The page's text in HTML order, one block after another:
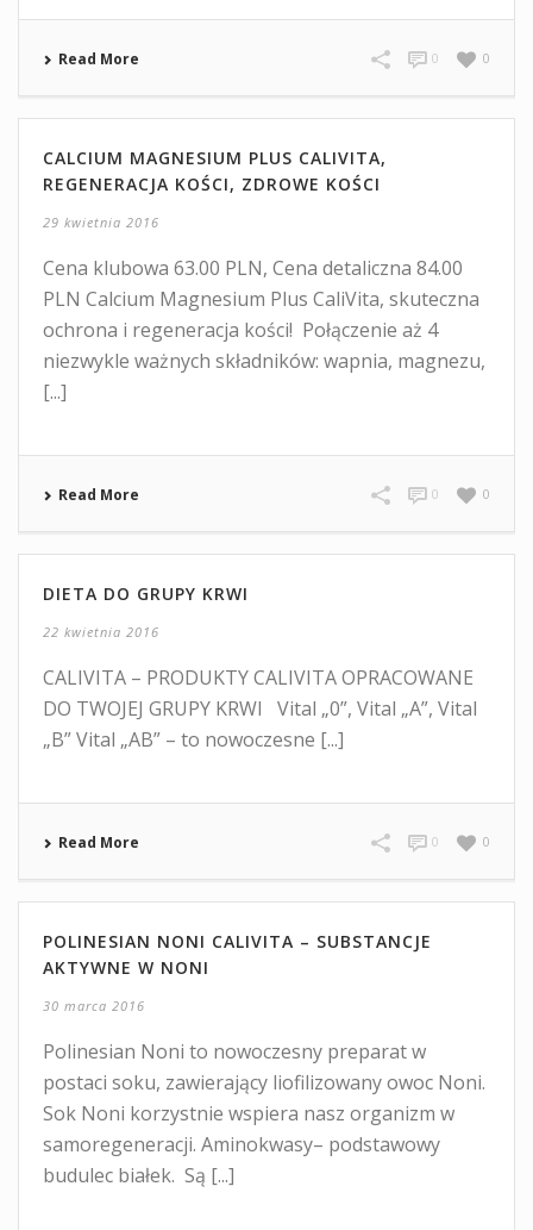
Read More 0
0
CALCIUM MAGNESIUM PLUS CALIVITA,
REGENERACJA KOŚCI, ZDROWE KOŚCI
29 kwietnia 2016
Cena klubowa 63.00 PLN, Cena detaliczna 84.00
PLN Calcium Magnesium Plus CaliVita, skuteczna
ochrona i regeneracja kości! Połączenie aż 4
niezwykle ważnych składników: wapnia, magnezu,
[...]
Read More 0
0
DIETA DO GRUPY KRWI
22 kwietnia 2016
CALIVITA – PRODUKTY CALIVITA OPRACOWANE
DO TWOJEJ GRUPY KRWI Vital „0”, Vital „A”, Vital
„B” Vital „AB” – to nowoczesne [...]
Read More 0
0
POLINESIAN NONI CALIVITA – SUBSTANCJE
AKTYWNE W NONI
30 marca 2016
Polinesian Noni to nowoczesny preparat w
postaci soku, zawierający liofilizowany owoc Noni.
Sok Noni korzystnie wspiera nasz organizm w
samoregeneracji. Aminokwasy– podstawowy
budulec białek. Są [...]